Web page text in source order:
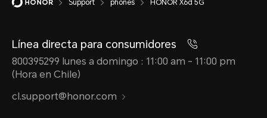
Support phones HONOR X6d 5G
Línea directa para consumidores
800395299 lunes a domingo : 11:00 am - 11:00 pm
(Hora en Chile)
cl.support@honor.com